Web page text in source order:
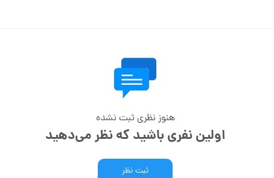
هنوز نظری ثبت نشده
اولین نفری باشید که نظر می‌دهید
ثبت نظر